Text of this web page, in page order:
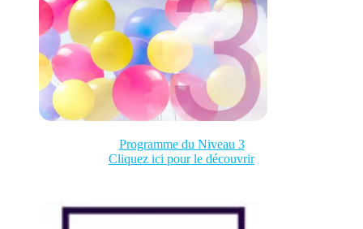
Programme du Niveau 3
Cliquez ici pour le découvrir